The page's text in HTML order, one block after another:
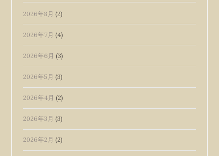
2026年8月 (2)
2026年7月 (4)
2026年6月 (3)
2026年5月 (3)
2026年4月 (2)
2026年3月 (3)
2026年2月 (2)